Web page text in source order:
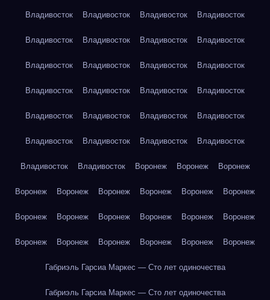
Владивосток Владивосток Владивосток Владивосток
Владивосток Владивосток Владивосток Владивосток
Владивосток Владивосток Владивосток Владивосток
Владивосток Владивосток Владивосток Владивосток
Владивосток Владивосток Владивосток Владивосток
Владивосток Владивосток Владивосток Владивосток
Владивосток Владивосток Воронеж Воронеж Воронеж
Воронеж Воронеж Воронеж Воронеж Воронеж Воронеж
Воронеж Воронеж Воронеж Воронеж Воронеж Воронеж
Воронеж Воронеж Воронеж Воронеж Воронеж Воронеж
Габриэль Гарсиа Маркес — Сто лет одиночества
Габриэль Гарсиа Маркес — Сто лет одиночества